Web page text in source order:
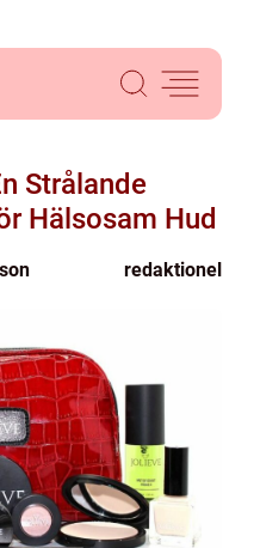
Strålande
Hälsosam Hud
redaktionel